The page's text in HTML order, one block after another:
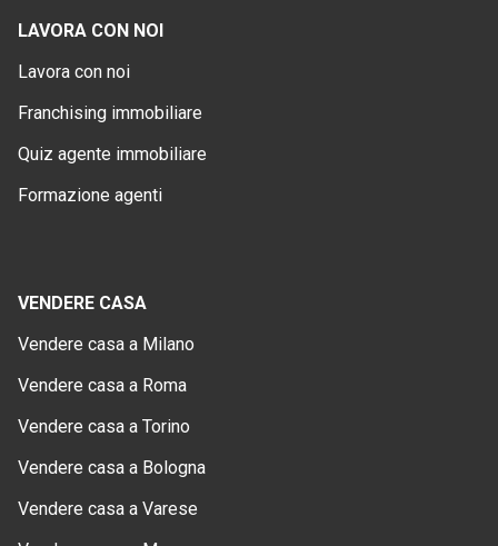
LAVORA CON NOI
Lavora con noi
Franchising immobiliare
Quiz agente immobiliare
Formazione agenti
VENDERE CASA
Vendere casa a Milano
Vendere casa a Roma
Vendere casa a Torino
Vendere casa a Bologna
Vendere casa a Varese